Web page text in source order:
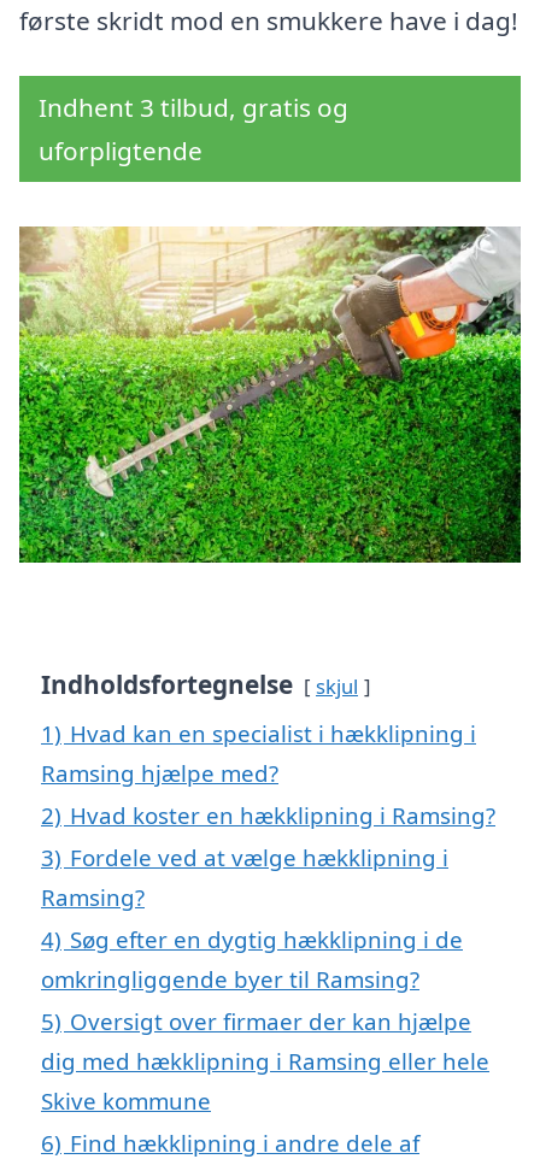
første skridt mod en smukkere have i dag!
Indhent 3 tilbud, gratis og
uforpligtende
Indholdsfortegnelse skjul
1) Hvad kan en specialist i hækklipning i
Ramsing hjælpe med?
2) Hvad koster en hækklipning i Ramsing?
3) Fordele ved at vælge hækklipning i
Ramsing?
4) Søg efter en dygtig hækklipning i de
omkringliggende byer til Ramsing?
5) Oversigt over firmaer der kan hjælpe
dig med hækklipning i Ramsing eller hele
Skive kommune
6) Find hækklipning i andre dele af